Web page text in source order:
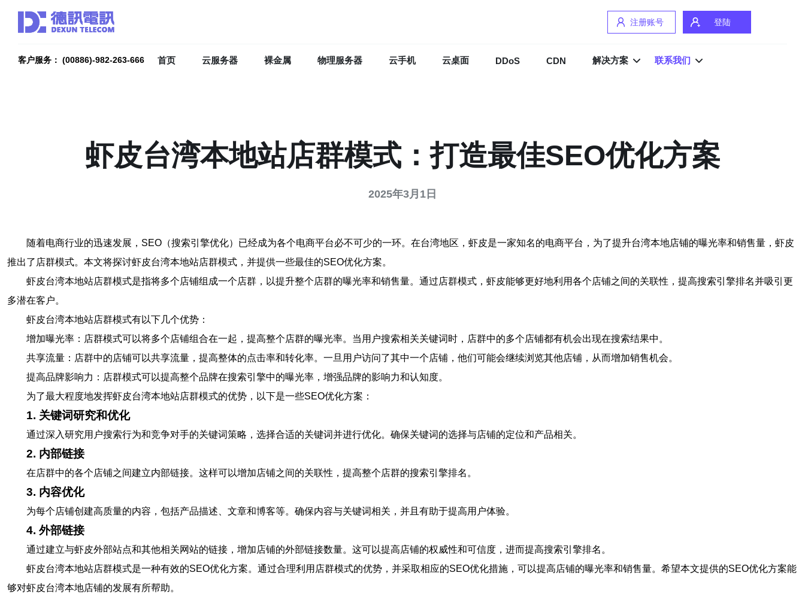
注册账号 登陆
客户服务： (00886)-982-263-666 首页 云服务器 裸金属 物理服务器 云手机 云桌面 DDoS CDN 解决方案 联系我们
虾皮台湾本地站店群模式：打造最佳SEO优化方案
2025年3月1日
随着电商行业的迅速发展，SEO（搜索引擎优化）已经成为各个电商平台必不可少的一环。在台湾地区，虾皮是一家知名的电商平台，为了提升台湾本地店铺的曝光率和销售量，虾皮
推出了店群模式。本文将探讨虾皮台湾本地站店群模式，并提供一些最佳的SEO优化方案。
虾皮台湾本地站店群模式是指将多个店铺组成一个店群，以提升整个店群的曝光率和销售量。通过店群模式，虾皮能够更好地利用各个店铺之间的关联性，提高搜索引擎排名并吸引更
多潜在客户。
虾皮台湾本地站店群模式有以下几个优势：
增加曝光率：店群模式可以将多个店铺组合在一起，提高整个店群的曝光率。当用户搜索相关关键词时，店群中的多个店铺都有机会出现在搜索结果中。
共享流量：店群中的店铺可以共享流量，提高整体的点击率和转化率。一旦用户访问了其中一个店铺，他们可能会继续浏览其他店铺，从而增加销售机会。
提高品牌影响力：店群模式可以提高整个品牌在搜索引擎中的曝光率，增强品牌的影响力和认知度。
为了最大程度地发挥虾皮台湾本地站店群模式的优势，以下是一些SEO优化方案：
1. 关键词研究和优化
通过深入研究用户搜索行为和竞争对手的关键词策略，选择合适的关键词并进行优化。确保关键词的选择与店铺的定位和产品相关。
2. 内部链接
在店群中的各个店铺之间建立内部链接。这样可以增加店铺之间的关联性，提高整个店群的搜索引擎排名。
3. 内容优化
为每个店铺创建高质量的内容，包括产品描述、文章和博客等。确保内容与关键词相关，并且有助于提高用户体验。
4. 外部链接
通过建立与虾皮外部站点和其他相关网站的链接，增加店铺的外部链接数量。这可以提高店铺的权威性和可信度，进而提高搜索引擎排名。
虾皮台湾本地站店群模式是一种有效的SEO优化方案。通过合理利用店群模式的优势，并采取相应的SEO优化措施，可以提高店铺的曝光率和销售量。希望本文提供的SEO优化方案能
够对虾皮台湾本地店铺的发展有所帮助。